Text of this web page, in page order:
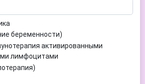
железы
беременности)
активированными
лимфоцитами